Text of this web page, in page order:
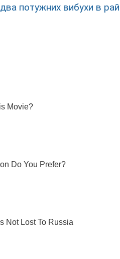
два потужних вибухи в